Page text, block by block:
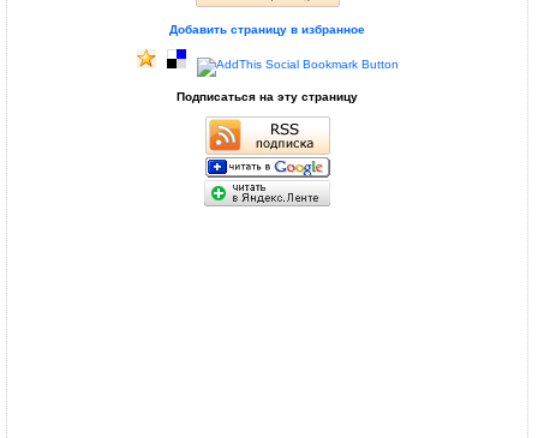
Добавить страницу в избранное
Подписаться на эту страницу